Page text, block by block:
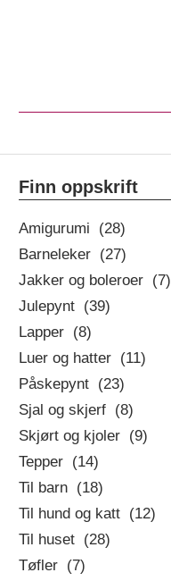
Finn oppskrift
Amigurumi (28)
Barneleker (27)
Jakker og boleroer (7)
Julepynt (39)
Lapper (8)
Luer og hatter (11)
Påskepynt (23)
Sjal og skjerf (8)
Skjørt og kjoler (9)
Tepper (14)
Til barn (18)
Til hund og katt (12)
Til huset (28)
Tøfler (7)